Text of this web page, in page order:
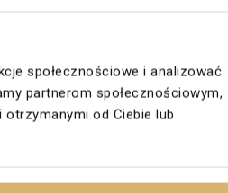
społecznościowe i analizować
partnerom społecznościowym,
od Ciebie lub
Beżowy